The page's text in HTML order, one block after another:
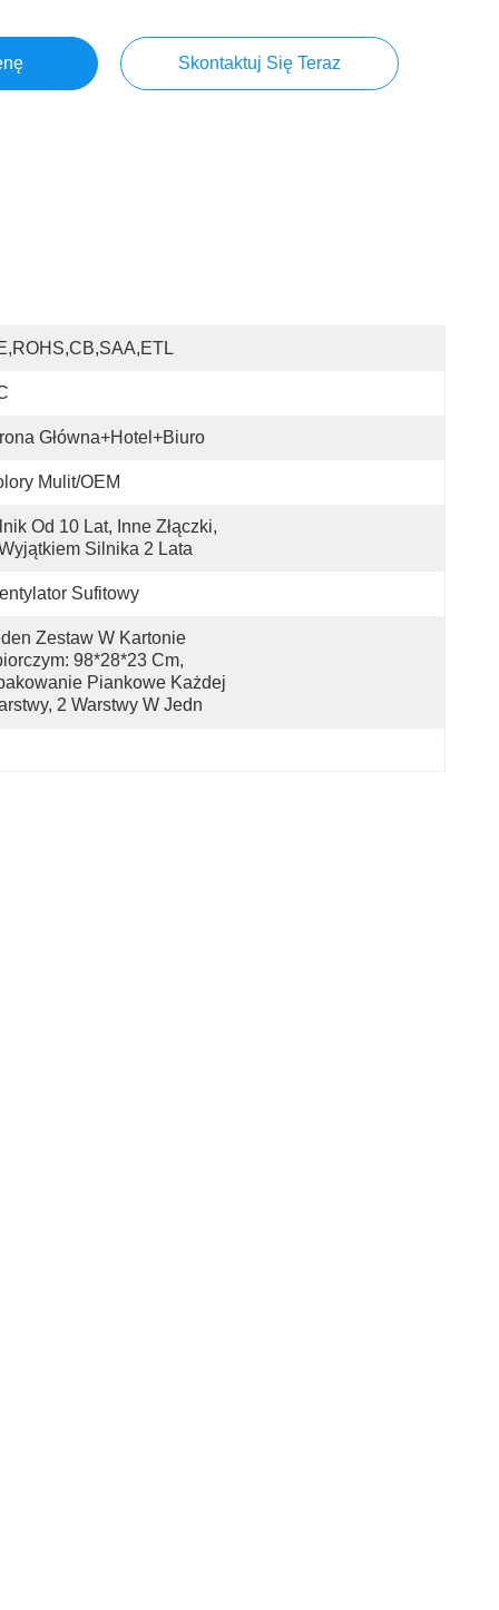
Skontaktuj Się Teraz
Główna+hotel+biuro
Mulit/OEM
Od 10 Lat, Inne Złączki,
Silnika 2 Lata
Sufitowy
Zestaw W Kartonie
98*28*23 Cm,
Piankowe Każdej
2 Warstwy W Jedn